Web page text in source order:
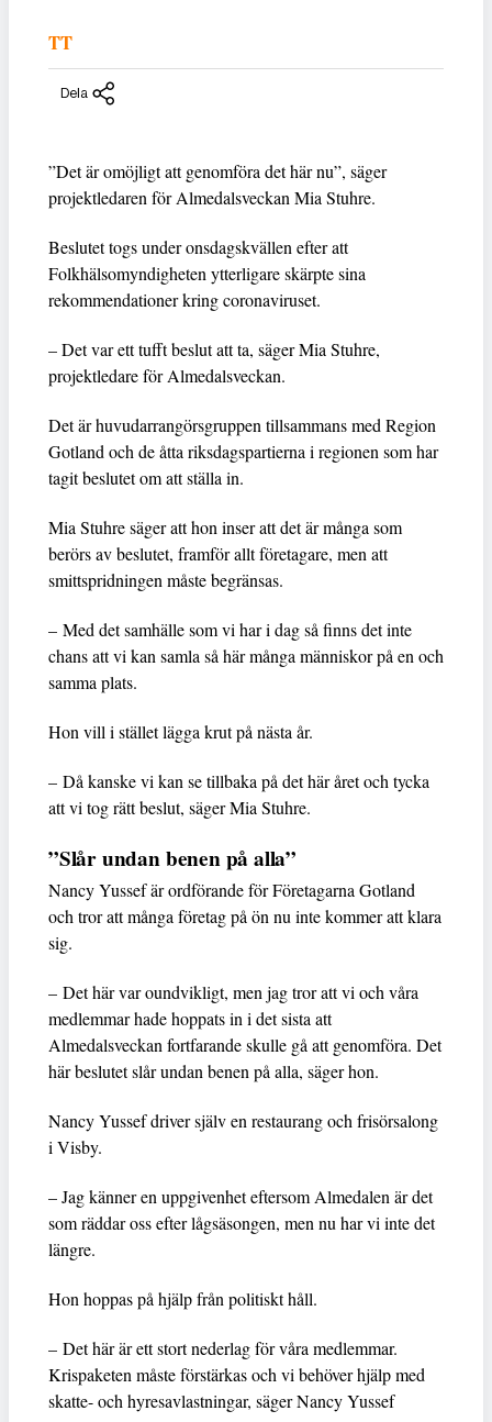
TT
Dela
”Det är omöjligt att genomföra det här nu”, säger
projektledaren för Almedalsveckan Mia Stuhre.
Beslutet togs under onsdagskvällen efter att
Folkhälsomyndigheten ytterligare skärpte sina
rekommendationer kring coronaviruset.
– Det var ett tufft beslut att ta, säger Mia Stuhre,
projektledare för Almedalsveckan.
Det är huvudarrangörsgruppen tillsammans med Region
Gotland och de åtta riksdagspartierna i regionen som har
tagit beslutet om att ställa in.
Mia Stuhre säger att hon inser att det är många som
berörs av beslutet, framför allt företagare, men att
smittspridningen måste begränsas.
– Med det samhälle som vi har i dag så finns det inte
chans att vi kan samla så här många människor på en och
samma plats.
Hon vill i stället lägga krut på nästa år.
– Då kanske vi kan se tillbaka på det här året och tycka
att vi tog rätt beslut, säger Mia Stuhre.
”Slår undan benen på alla”
Nancy Yussef är ordförande för Företagarna Gotland
och tror att många företag på ön nu inte kommer att klara
sig.
– Det här var oundvikligt, men jag tror att vi och våra
medlemmar hade hoppats in i det sista att
Almedalsveckan fortfarande skulle gå att genomföra. Det
här beslutet slår undan benen på alla, säger hon.
Nancy Yussef driver själv en restaurang och frisörsalong
i Visby.
– Jag känner en uppgivenhet eftersom Almedalen är det
som räddar oss efter lågsäsongen, men nu har vi inte det
längre.
Hon hoppas på hjälp från politiskt håll.
– Det här är ett stort nederlag för våra medlemmar.
Krispaketen måste förstärkas och vi behöver hjälp med
skatte- och hyresavlastningar, säger Nancy Yussef